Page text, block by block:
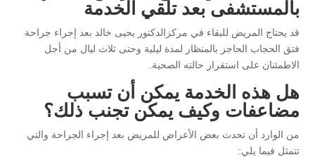
بالمستشفى بعد تلقي الخدمة
قد يحتاج المريض للبقاء في مركزالدكتور يحيى خالد بعد إجراء جراحة
فتق الحجاب الحاجز بالمنظار لمدة ليلية وحتى ثلاث ليال من أجل
الاطمئنان على استقرار حالته الصحية.
هل هذه الخدمة يمكن أن تسبب
مضاعفات وكيف يمكن تجنب ذلك؟
من الوارد أن تحدث بعض الأعراض للمريض بعد إجراء الجراحة والتي
تتمثل فيما يلي: